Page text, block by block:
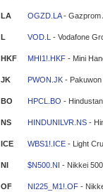
LA OGZD.LA- Gazprom
L VOD.L - Vodafone
HKF MHI1!.HKF - Mini
JK PWON.JK -
BO HPCL.BO -
NS HINDUNILVR.NS -
ICE WBS1!.ICE - Light
NI $N500.NI - Nikkei 500
OF NI225_M1!.OF -